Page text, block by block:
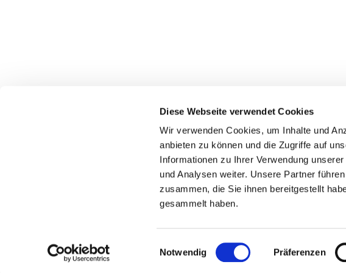
Diese Webseite verwendet Cookies
Wir verwenden Cookies, um Inhalte und
anbieten zu können und die Zugriffe auf
Informationen zu Ihrer Verwendung
und Analysen weiter. Unsere Partner
zusammen, die Sie ihnen bereitgestellt
gesammelt haben.
Einwilligungsauswahl
Notwendig Präferenzen